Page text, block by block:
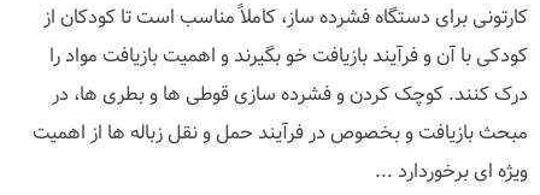
کارتونی برای دستگاه فشرده ساز، کاملاً مناسب است تا کودکان از
کودکی با آن و فرآیند بازیافت خو بگیرند و اهمیت بازیافت مواد را
درک کنند. کوچک کردن و فشرده سازی قوطی ها و بطری ها، در
مبحث بازیافت و بخصوص در فرآیند حمل و نقل زباله ها از اهمیت
ویژه ای برخوردارد ...